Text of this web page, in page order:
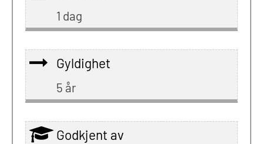
1 dag
Gyldighet
5 år
Godkjent av